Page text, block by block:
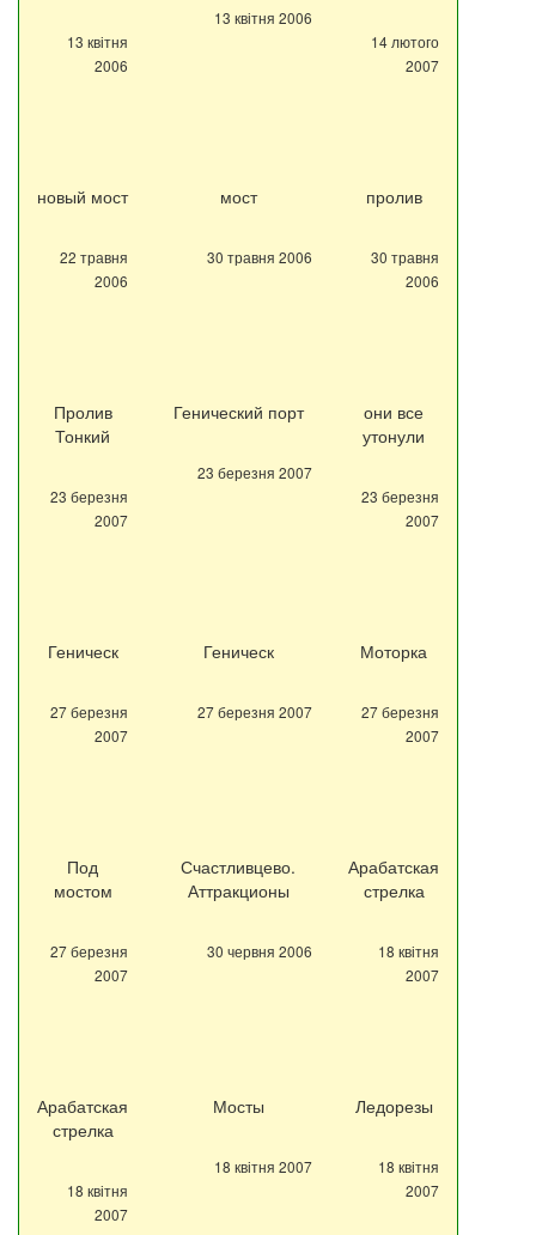
13 квітня
2006
13 квітня 2006
14 лютого
2007
новый мост
22 травня
2006
мост
30 травня 2006
пролив
30 травня
2006
Пролив
Тонкий
23 березня
2007
Генический порт
23 березня 2007
они все
утонули
23 березня
2007
Геническ
27 березня
2007
Геническ
27 березня 2007
Моторка
27 березня
2007
Под
мостом
27 березня
2007
Счастливцево.
Аттракционы
30 червня 2006
Арабатская
стрелка
18 квітня
2007
Арабатская
стрелка
18 квітня
2007
Мосты
18 квітня 2007
Ледорезы
18 квітня
2007